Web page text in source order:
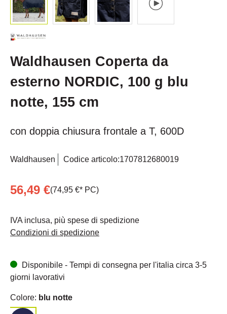
Waldhausen Coperta da
esterno NORDIC, 100 g blu
notte, 155 cm
con doppia chiusura frontale a T, 600D
Waldhausen Codice articolo:1707812680019
56,49 €(74,95 €* PC)
IVA inclusa, più spese di spedizione
Condizioni di spedizione
Disponibile - Tempi di consegna per l'italia circa 3-5
giorni lavorativi
Colore: blu notte